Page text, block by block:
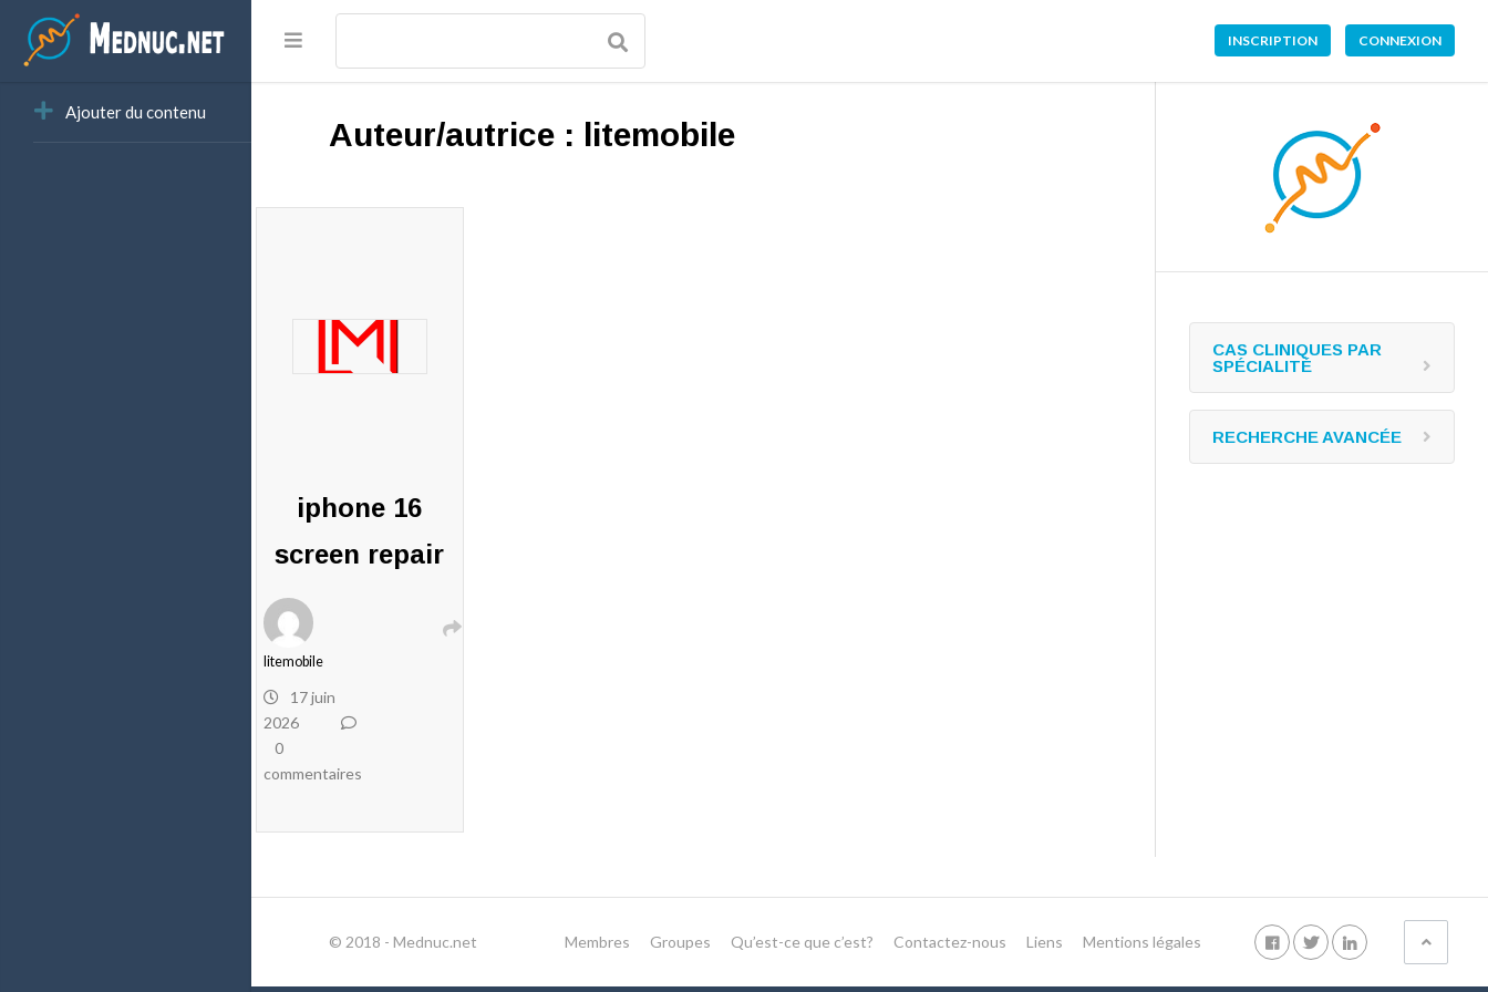
INSCRIPTION CONNEXION
Ajouter du contenu
Auteur/autrice : litemobile
iphone 16
screen repair
litemobile
17 juin
2026
0
commentaires
CAS CLINIQUES PAR
SPÉCIALITÉ
RECHERCHE AVANCÉE
© 2018 - Mednuc.net Membres Groupes Qu’est-ce que c’est? Contactez-nous Liens Mentions légales